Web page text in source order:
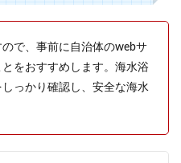
で、事前に自治体のwebサ
をおすすめします。海水浴
っかり確認し、安全な海水